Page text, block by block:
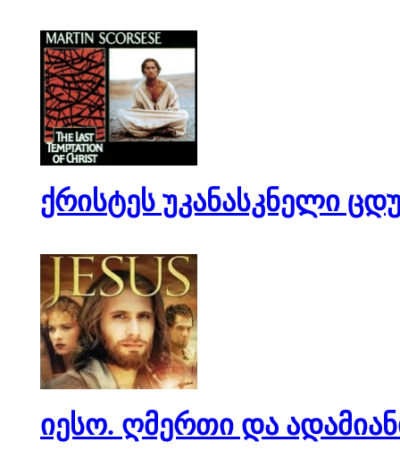
ქრისტეს უკანასკნელი
იესო. ღმერთი და